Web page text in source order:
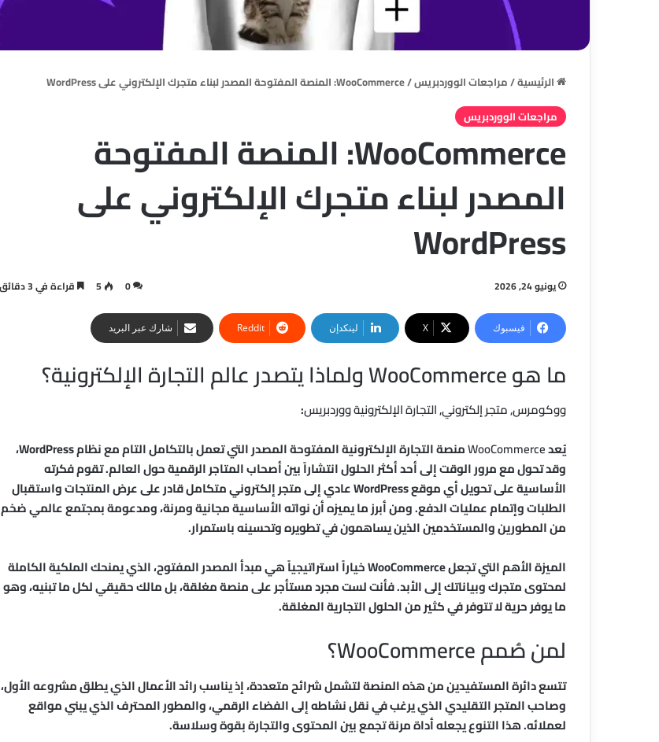
الرئيسية/مراجعات الووردبريس/WooCommerce: المنصة المفتوحة المصدر لبناء متجرك الإلكتروني على WordPress
مراجعات الووردبريس
WooCommerce: المنصة المفتوحة
المصدر لبناء متجرك الإلكتروني على
WordPress
يونيو 24, 2026 0
5 قراءة في 3 دقائق
فيسبوك ‫X لينكدإن شارك عبر البريد
ما هو WooCommerce ولماذا يتصدر عالم التجارة الإلكترونية؟
ووكومرس, متجر إلكتروني, التجارة الإلكترونية ووردبريس:
يُعدWooCommerce
منصة التجارة الإلكترونية المفتوحة المصدر التي تعمل بالتكامل التام مع نظام WordPress،
وقد تحول مع مرور الوقت إلى أحد أكثر الحلول انتشاراً بين أصحاب المتاجر الرقمية حول العالم. تقوم فكرته
الأساسية على تحويل أي موقع WordPress عادي إلى متجر إلكتروني متكامل قادر على عرض المنتجات واستقبال
الطلبات وإتمام عمليات الدفع. ومن أبرز ما يميزه أن نواته الأساسية مجانية ومرنة، ومدعومة بمجتمع عالمي ضخم
من المطورين والمستخدمين الذين يساهمون في تطويره وتحسينه باستمرار.
الميزة الأهم التي تجعل WooCommerce خياراً استراتيجياً هي مبدأ المصدر المفتوح، الذي يمنحك الملكية الكاملة
لمحتوى متجرك وبياناتك إلى الأبد. فأنت لست مجرد مستأجر على منصة مغلقة، بل مالك حقيقي لكل ما تبنيه، وهو
ما يوفر حرية لا تتوفر في كثير من الحلول التجارية المغلقة.
لمن صُمم WooCommerce؟
تتسع دائرة المستفيدين من هذه المنصة لتشمل شرائح متعددة، إذ يناسب رائد الأعمال الذي يطلق مشروعه الأول،
وصاحب المتجر التقليدي الذي يرغب في نقل نشاطه إلى الفضاء الرقمي، والمطور المحترف الذي يبني مواقع
لعملائه. هذا التنوع يجعله أداة مرنة تجمع بين المحتوى والتجارة بقوة وسلاسة.